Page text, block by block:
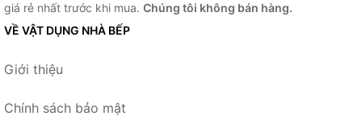
giá rẻ nhất trước khi mua. Chúng tôi không bán hàng.
VỀ VẬT DỤNG NHÀ BẾP
Giới thiệu
Chính sách bảo mật